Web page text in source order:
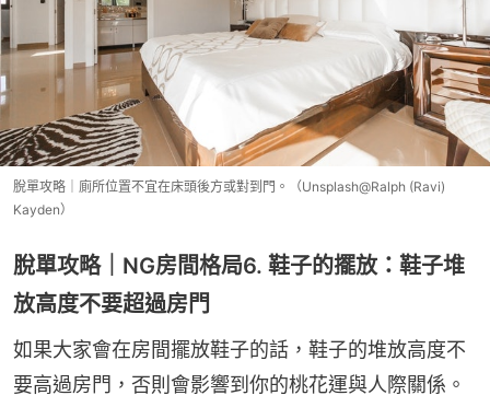
脫單攻略｜廁所位置不宜在床頭後方或對到門。（Unsplash@Ralph (Ravi)
Kayden）
脫單攻略｜NG房間格局6. 鞋子的擺放：鞋子堆
放高度不要超過房門
如果大家會在房間擺放鞋子的話，鞋子的堆放高度不
要高過房門，否則會影響到你的桃花運與人際關係。